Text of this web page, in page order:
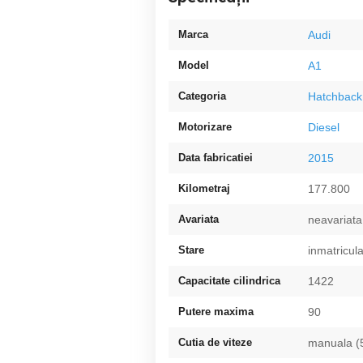
Marca Audi
Model A1
Categoria Hatchback
Motorizare Diesel
Data fabricatiei 2015
Kilometraj 177.800
Avariata neavariata
Stare
Capacitate cilindrica 1422
Putere maxima 90
Cutia de viteze manuala